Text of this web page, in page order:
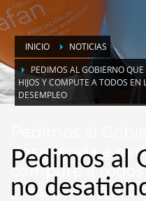
INICIO
NOTICIAS
PEDIMOS AL GOBIERNO
HIJOS Y COMPUTE A TODOS EN
DESEMPLEO
desatienda a
compute a todos
prestación por
Pedimos al
no